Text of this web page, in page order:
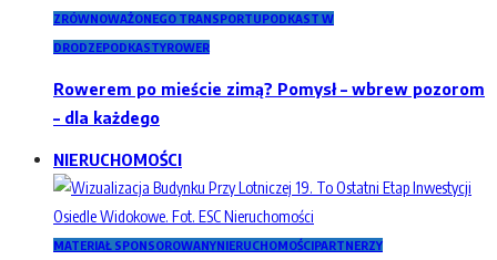
ZRÓWNOWAŻONEGO TRANSPORTUPODKAST W
DRODZEPODKASTYROWER
Rowerem po mieście zimą? Pomysł – wbrew pozorom
– dla każdego
NIERUCHOMOŚCI
MATERIAŁ SPONSOROWANYNIERUCHOMOŚCIPARTNERZY